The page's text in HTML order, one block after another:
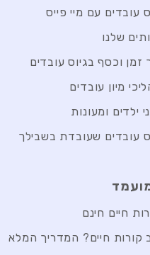
עובדים עם מיי פייס
שלנו
זמן וכסף בגיוס עובדים
מיון עובדים
ילדים ומעונות
עובדים שעובדת בשבילך
חיים חינם
קורות חיים? המדריך המלא